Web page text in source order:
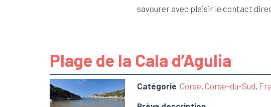
savourer avec plaisir le contact
Plage de la Cala d’Agulia
Catégorie Corse, Corse-du-Sud,